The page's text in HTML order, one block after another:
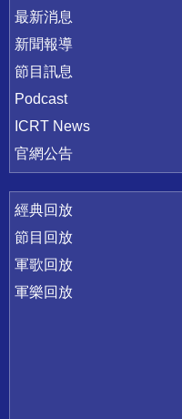
最新消息
新聞報導
節目訊息
Podcast
ICRT News
官網公告
經典回放
節目回放
軍歌回放
軍樂回放